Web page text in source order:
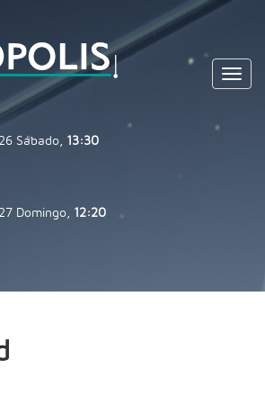
Sábado, 13:30
Domingo, 12:20